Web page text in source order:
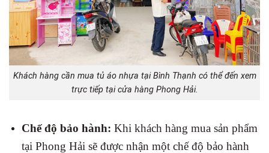
Khách hàng cần mua tủ áo nhựa tại Bình Thạnh có thể đến xem
trực tiếp tại cửa hàng Phong Hải.
Chế độ bảo hành: Khi khách hàng mua sản phẩm
tại Phong Hải sẽ được nhận một chế độ bảo hành